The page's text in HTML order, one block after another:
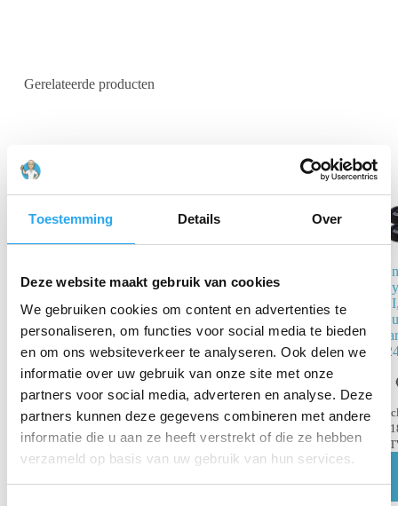
Toestemming Details Over
Deze website maakt gebruik van cookies
We gebruiken cookies om content en advertenties te
personaliseren, om functies voor social media te bieden
en om ons websiteverkeer te analyseren. Ook delen we
informatie over uw gebruik van onze site met onze
partners voor social media, adverteren en analyse. Deze
partners kunnen deze gegevens combineren met andere
informatie die u aan ze heeft verstrekt of die ze hebben
verzameld op basis van uw gebruik van hun services.
Gerelateerde producten
TDS Meter
€7,20
€3,57
incl.
BTW
€2,95excl. BTW
Toevoegen
winkelwagen